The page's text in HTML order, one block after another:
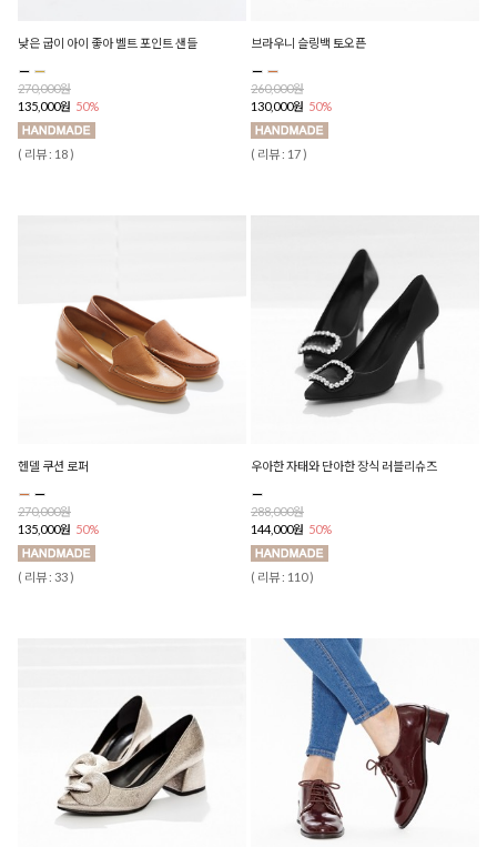
낮은 굽이 아이 좋아 벨트 포인트 샌들
270,000원
135,000원 50%
( 리뷰 : 18 )
브라우니 슬링백 토오픈
260,000원
130,000원 50%
( 리뷰 : 17 )
헨델 쿠션 로퍼
270,000원
135,000원 50%
( 리뷰 : 33 )
우아한 자태와 단아한 장식 러블리슈즈
288,000원
144,000원 50%
( 리뷰 : 110 )